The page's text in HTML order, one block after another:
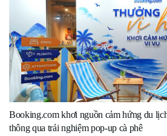
Booking.com khơi nguồn cảm hứng du
thông qua trải nghiệm pop-up cà phê